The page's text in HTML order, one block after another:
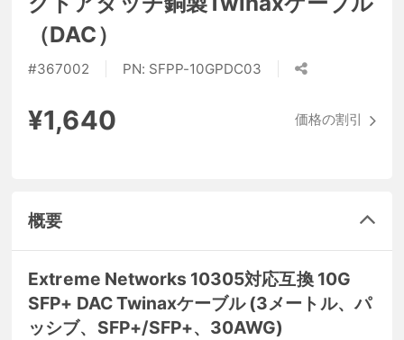
（DAC）
#367002 PN: SFPP-10GPDC03
¥1,640 価格の割引
概要
Extreme Networks 10305対応互換 10G
SFP+ DAC Twinaxケーブル (3メートル、パ
ッシブ、SFP+/SFP+、30AWG)